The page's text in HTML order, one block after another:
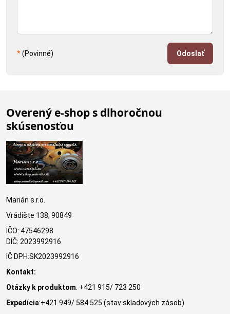
*(Povinné) Odoslať
Overený e-shop s dlhoročnou
skúsenosťou
Marián s.r.o.
Vrádište 138, 90849
IČO: 47546298
DIČ: 2023992916
IČ DPH:SK2023992916
Kontakt:
Otázky k produktom: +421 915/ 723 250
Expedícia:+421 949/ 584 525 (stav skladových zásob)